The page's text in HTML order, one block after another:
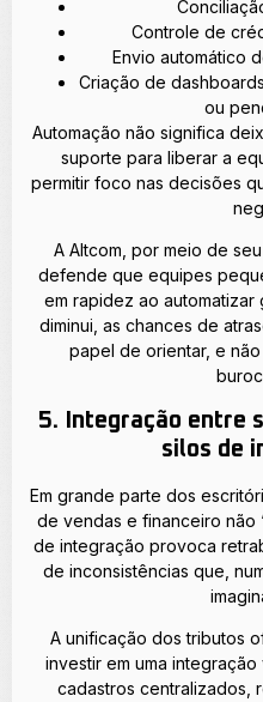
Controle de
Envio automático
Criação de
ou
Automação não significa
suporte para liberar a
permitir foco nas decisões
A Altcom, por meio de
defende que equipes
em rapidez ao automatizar
diminui, as chances de
papel de orientar, e
5. Integração entre
silos de
Em grande parte dos
de vendas e financeiro não
de integração provoca
de inconsistências que,
A unificação dos tributos
investir em uma
cadastros centralizados,